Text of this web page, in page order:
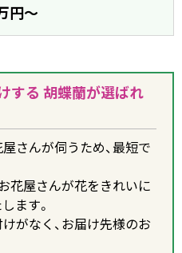
円〜
する 胡蝶蘭が選ばれ
さんが伺うため、最短で
花屋さんが花をきれいに
ます。
がなく、お届け先様のお